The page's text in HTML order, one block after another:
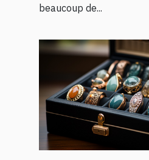
beaucoup de...